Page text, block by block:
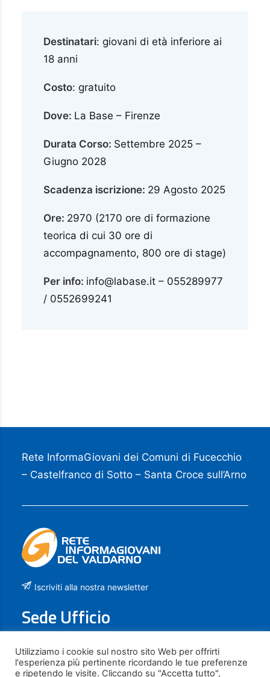
Destinatari: giovani di età inferiore ai
18 anni
Costo: gratuito
Dove: La Base – Firenze
Durata Corso: Settembre 2025 –
Giugno 2028
Scadenza iscrizione: 29 Agosto 2025
Ore: 2970 (2170 ore di formazione
teorica di cui 30 ore di
accompagnamento, 800 ore di stage)
Per info: info@labase.it – 055289977
/ 0552699241
Rete InformaGiovani dei Comuni di Fucecchio
– Castelfranco di Sotto – Santa Croce sull’Arno
Iscriviti alla nostra newsletter
Sede Ufficio
Piazza La Vergine, 21
50054 FUCECCHIO (FI)
Utilizziamo i cookie sul nostro sito Web per offrirti
l'esperienza più pertinente ricordando le tue preferenze
e ripetendo le visite. Cliccando su "Accetta tutto",